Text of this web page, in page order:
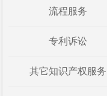
流程服务
专利诉讼
其它知识产权服务